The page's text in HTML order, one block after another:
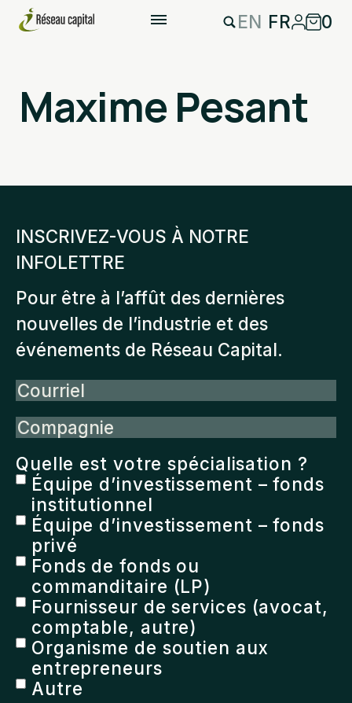
EN FR 0
Maxime Pesant
INSCRIVEZ-VOUS À NOTRE
INFOLETTRE
Pour être à l’affût des dernières
nouvelles de l’industrie et des
événements de Réseau Capital.
Courriel
Compagnie
Quelle est votre spécialisation ?
Équipe d’investissement – fonds
institutionnel
Équipe d’investissement – fonds
privé
Fonds de fonds ou
commanditaire (LP)
Fournisseur de services (avocat,
comptable, autre)
Organisme de soutien aux
entrepreneurs
Autre